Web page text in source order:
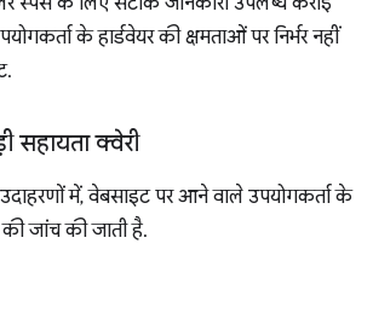
के हार्डवेयर की क्षमताओं पर निर्भर नहीं
क्वेरी
में, वेबसाइट पर आने वाले उपयोगकर्ता के
जांच की जाती है.